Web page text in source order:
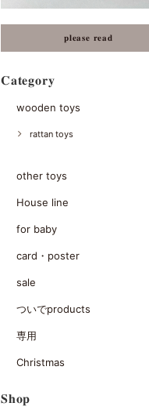
𝐩𝐥𝐞𝐚𝐬𝐞 𝐫𝐞𝐚𝐝
𝐂𝐚𝐭𝐞𝐠𝐨𝐫𝐲
wooden toys
rattan toys
other toys
House line
for baby
card・poster
sale
ついでproducts
専用
Christmas
𝐒𝐡𝐨𝐩